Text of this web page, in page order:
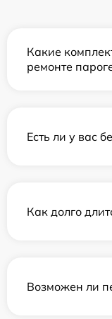
Какие
ремонте
Есть ли у вас
Как долго
Возможен ли